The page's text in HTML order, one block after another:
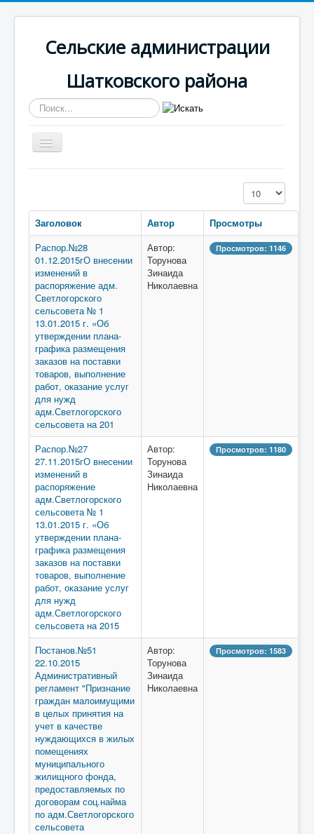
Сельские администрации
Шатковского района
Искать...
Включить/
выключить
Кол-во строк:
Заголовок Автор
Просмотры
Распор.№28
01.12.2015гО внесении
изменений в
распоряжение адм.
Светлогорского
сельсовета № 1
13.01.2015 г. «Об
утверждении плана-
графика размещения
заказов на поставки
товаров, выполнение
работ, оказание услуг
для нужд
адм.Светлогорского
сельсовета на 201
Автор:
Торунова
Зинаида
Николаевна
Просмотров: 1146
Распор.№27
27.11.2015гО внесении
изменений в
распоряжение
адм.Светлогорского
сельсовета № 1
13.01.2015 г. «Об
утверждении плана-
графика размещения
заказов на поставки
товаров, выполнение
работ, оказание услуг
для нужд
адм.Светлогорского
сельсовета на 2015
Автор:
Торунова
Зинаида
Николаевна
Просмотров: 1180
Постанов.№51
22.10.2015
Административный
регламент "Признание
граждан малоимущими
в целых принятия на
учет в качестве
нуждающихся в жилых
помещениях
муниципального
жилищного фонда,
предоставляемых по
договорам соц.найма
по адм.Светлогорского
сельсовета
Автор:
Торунова
Зинаида
Николаевна
Просмотров: 1583